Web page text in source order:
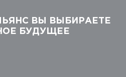
ВЫ ВЫБИРАЕТЕ
БУДУЩЕЕ